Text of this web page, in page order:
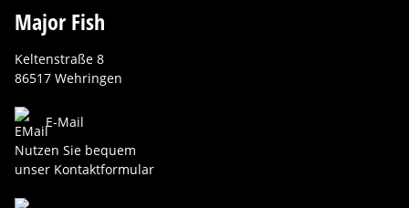
Major Fish
Keltenstraße 8
86517 Wehringen
E-Mail
Nutzen Sie bequem
unser Kontaktformular